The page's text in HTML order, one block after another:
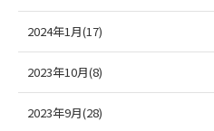
2024年1月(17)
2023年10月(8)
2023年9月(28)